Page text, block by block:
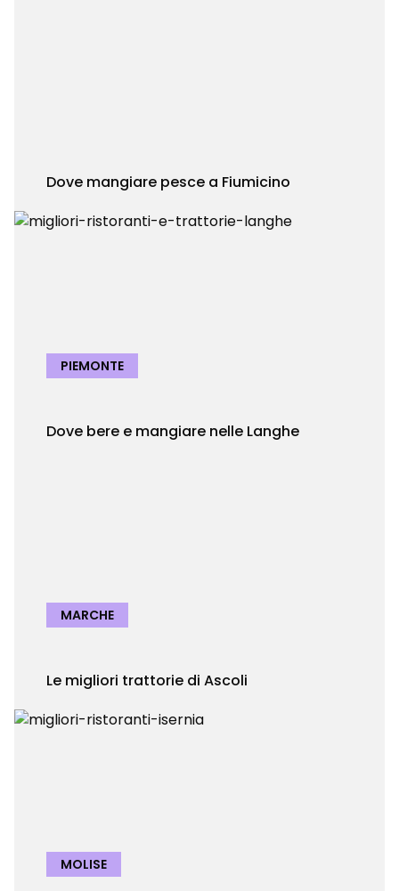
Dove mangiare pesce a Fiumicino
PIEMONTE
Dove bere e mangiare nelle Langhe
MARCHE
Le migliori trattorie di Ascoli
MOLISE